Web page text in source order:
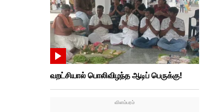
வறட்சியால் பொலிவிழந்த ஆடிப் பெருக்கு!